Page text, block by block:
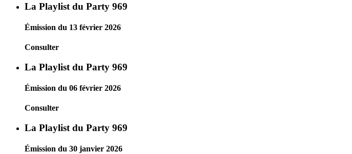
La Playlist du Party 969
Émission du 13 février 2026
Consulter
La Playlist du Party 969
Émission du 06 février 2026
Consulter
La Playlist du Party 969
Émission du 30 janvier 2026